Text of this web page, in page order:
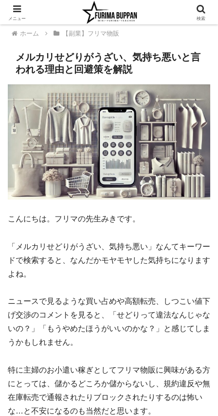
ホーム 【副業】フリマ物販
メルカリせどりがうざい、気持ち悪いと言
われる理由と回避策を解説
こんにちは。フリマの先生みきです。
「メルカリせどりがうざい、気持ち悪い」なんてキーワー
ドで検索すると、なんだかモヤモヤした気持ちになります
よね。
ニュースで見るような買い占めや高額転売、しつこい値下
げ交渉のコメントを見ると、「せどりって違法なんじゃな
いの？」「もうやめたほうがいいのかな？」と感じてしま
うかもしれません。
特に主婦のお小遣い稼ぎとしてフリマ物販に興味がある方
にとっては、儲かるどころか儲からないし、規約違反や無
在庫転売で通報されたりブロックされたりするのは怖い
な…と不安になるのも当然だと思います。
メニュー 検索